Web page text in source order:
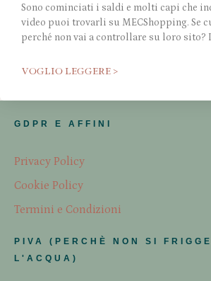
Sono cominciati i saldi e molti capi che
video puoi trovarli su MECShopping. Se
perché non vai a controllare su loro sito?
VOGLIO LEGGERE >
GDPR E AFFINI
Privacy Policy
Cookie Policy
Termini e Condizioni
PIVA (PERCHÈ NON SI FRIGGE
L'ACQUA)